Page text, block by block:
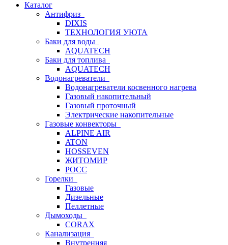
Каталог
Антифриз
DIXIS
ТЕХНОЛОГИЯ УЮТА
Баки для воды
AQUATECH
Баки для топлива
AQUATECH
Водонагреватели
Водонагреватели косвенного нагрева
Газовый накопительный
Газовый проточный
Электрические накопительные
Газовые конвекторы
ALPINE AIR
ATON
HOSSEVEN
ЖИТОМИР
РОСС
Горелки
Газовые
Дизельные
Пеллетные
Дымоходы
CORAX
Канализация
Внутренняя